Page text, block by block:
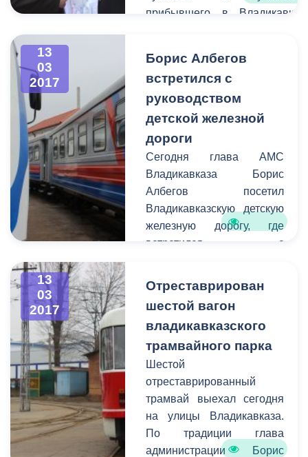
прибывшего в Владикавказ
Юга» Сергея Архипова.
13
03
2017
Борис Албегов
встретился с
руководством
детской железной
дороги
Сегодня глава АМС
Владикавказа Борис
Албегов посетил
Владикавказскую детскую
железную дорогу, где
встретился с
обсуждению стало
будущее сотрудничество
руководства ДЖД и
городских властей.
13
03
2017
Отреставрирован
шестой вагон
владикавказского
трамвайного парка
Шестой
отреставрированный
трамвай выехал сегодня
на улицы Владикавказа.
По традиции глава
администрации Борис